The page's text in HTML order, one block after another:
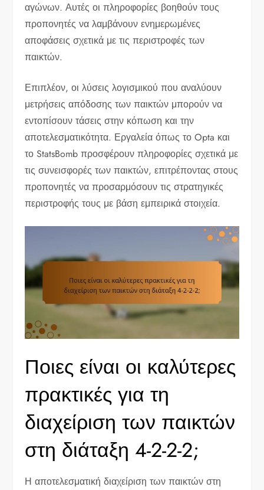
αγώνων. Αυτές οι πληροφορίες βοηθούν τους
προπονητές να λαμβάνουν ενημερωμένες
αποφάσεις σχετικά με τις περιστροφές των
παικτών.
Επιπλέον, οι λύσεις λογισμικού που αναλύουν
μετρήσεις απόδοσης των παικτών μπορούν να
εντοπίσουν τάσεις στην κόπωση και την
αποτελεσματικότητα. Εργαλεία όπως το Opta και
το StatsBomb προσφέρουν πληροφορίες σχετικά με
τις συνεισφορές των παικτών, επιτρέποντας στους
προπονητές να προσαρμόσουν τις στρατηγικές
περιστροφής τους με βάση εμπειρικά στοιχεία.
Ποιες είναι οι καλύτερες
πρακτικές για τη
διαχείριση των παικτών
στη διάταξη 4-2-2-2;
Η αποτελεσματική διαχείριση των παικτών στη